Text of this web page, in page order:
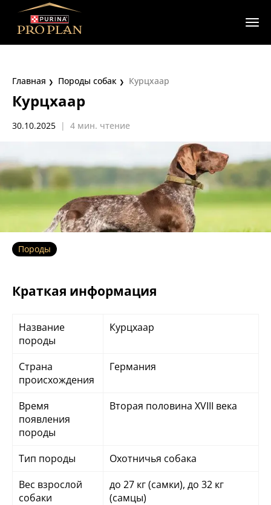
Главная Породы собак Курцхаар
Курцхаар
30.10.2025 | 4 мин. чтение
Породы
Краткая информация
Название
породы
Курцхаар
Страна
происхождения
Германия
Время
появления
породы
Вторая половина XVIII века
Тип породы
Охотничья собака
Вес взрослой
собаки
до 27 кг (самки), до 32 кг
(самцы)